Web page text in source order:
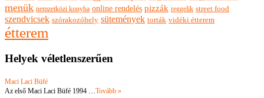
menük nemzetközi konyha online rendelés pizzák reggelik street food
szendvicsek szórakozóhely sütemények torták vidéki étterem
étterem
Helyek véletlenszerűen
Maci Laci Büfé
Az első Maci Laci Büfé 1994 …Tovább »